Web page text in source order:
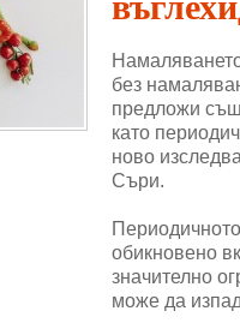
без
предложи
като
ново
Съри.
обикновено
значително
може да